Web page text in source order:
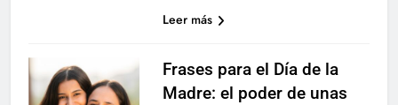
Leer más
Frases para el Día de la
Madre: el poder de unas